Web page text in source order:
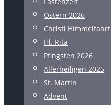
Ostern 2026
Christi Himmelfahrt
Hl. Rita
Pfingsten 2026
Allerheiligen 2025
St. Martin
Advent